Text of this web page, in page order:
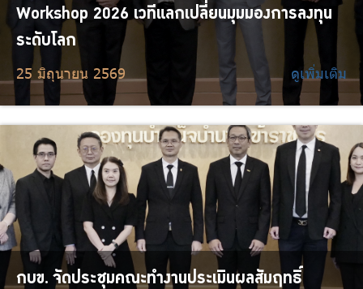
Workshop 2026 เวทีแลกเปลี่ยนมุมมองการลงทุน
ระดับโลก
25 มิถุนายน 2569 ดูเพิ่มเติม
กบข. จัดประชุมคณะทำงานประเมินผลสัมฤทธิ์